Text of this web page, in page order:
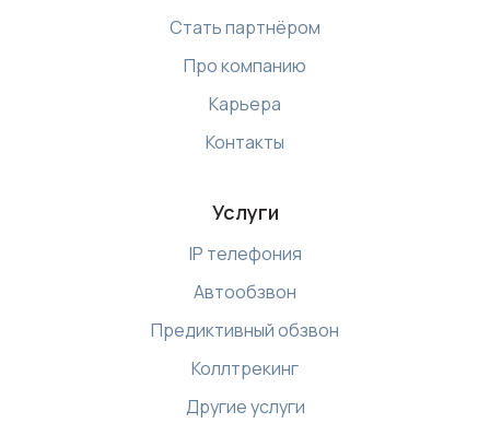
Стать партнёром
Про компанию
Карьера
Контакты
Услуги
IP телефония
Автообзвон
Предиктивный обзвон
Коллтрекинг
Другие услуги